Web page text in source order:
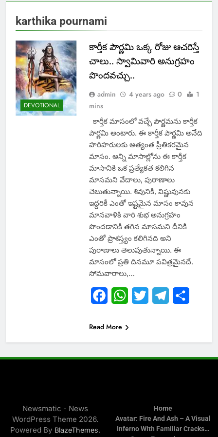
karthika pournami
DEVOTIONAL
కార్తీక పౌర్ణమి ఒక్క రోజు ఆచరిస్తే
చాలు.. స్వామివారి అనుగ్రహం
పొందవచ్చు..
admin 4 years ago 0
1
mins
కార్తీక మాసంలో వచ్చే పౌర్ణమను కార్తీక
పౌర్ణమి అంటారు. ఈ కార్తీక పౌర్ణమి అనేది
హరిహరులకు అత్యంత ప్రీతికరమైన
మాసం. అన్ని మాసాల్లోను ఈ కార్తీక
మాసానికి ఒక ప్రత్యేకత కలిగిన
మాసమని వేదాలు, పురాణాలు
చెబుతున్నాయి. శివునికి, విష్ణువునకు
ఇద్దరికీ ఎంతో ఇష్టమైన మాసం కావున
మానవాళికి వారి శుభ అనుగ్రహం
పొందడానికి తగిన మాసమని దీనికి
ఎంతో ప్రాశస్త్యం కలిగినది అని
పురాణాలు తెలుపుతున్నాయి. ఈ
మాసంలో ప్రతి దినమూ పవిత్రమైనదే.
సోమవారాలు,…
FacebookWhatsApp
Twitter Telegram
Read More
Newsmatic - News
WordPress Theme 2026.
Powered By BlazeThemes.
Home
Avatar: Fire And Ash – A Visual
Inferno With Familiar Cracks…